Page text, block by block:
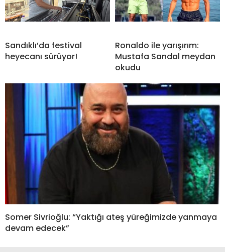
Sandıklı’da festival
heyecanı sürüyor!
Ronaldo ile yarışırım:
Mustafa Sandal meydan
okudu
Somer Sivrioğlu: “Yaktığı ateş yüreğimizde yanmaya
devam edecek”